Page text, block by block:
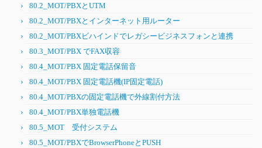
80.2_MOT/PBXとUTM
80.2_MOT/PBXとインターネット用ルーター
80.2_MOT/PBXビハインドでレガシービジネスフォンと連携
80.3_MOT/PBX でFAX収容
80.4_MOT/PBX 固定電話保留音
80.4_MOT/PBX 固定電話機(IP固定電話)
80.4_MOT/PBXの固定電話機で外線割付方法
80.4_MOT/PBX単独電話機
80.5_MOT 受付システム
80.5_MOT/PBXでBrowserPhoneとPUSH